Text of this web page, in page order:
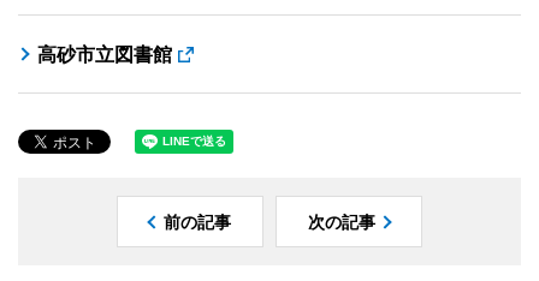
高砂市立図書館
前の記事 次の記事